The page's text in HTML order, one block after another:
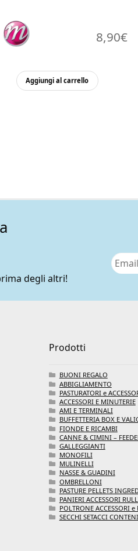
8,90€
Aggiungi al carrello
degli altri!
Prodotti
BUONI REGALO
ABBIGLIAMENTO
PASTURATORI e
ACCESSORI E MINUTERIE
AMI E TERMINALI
BUFFETTERIA BOX E
FIONDE E RICAMBI
CANNE & CIMINI –
GALLEGGIANTI
MONOFILI
MULINELLI
NASSE & GUADINI
OMBRELLONI
PASTURE PELLETS
PANIERI ACCESSORI
POLTRONE ACCESSORI e
SECCHI SETACCI